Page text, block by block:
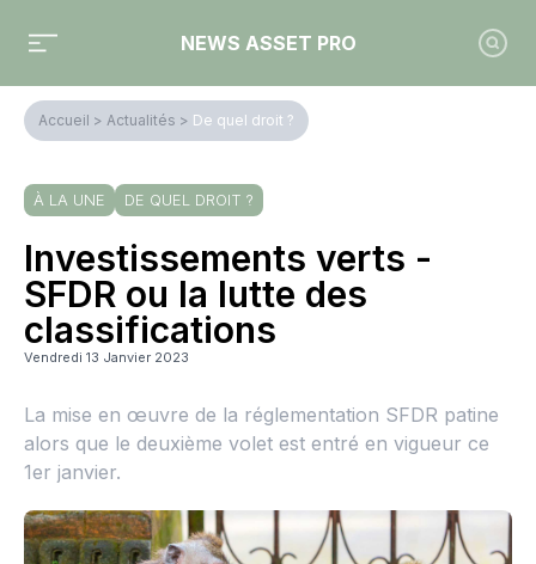
NEWS ASSET PRO
Accueil > Actualités > De quel droit ?
À LA UNE DE QUEL DROIT ?
Investissements verts -
SFDR ou la lutte des
classifications
Vendredi 13 Janvier 2023
La mise en œuvre de la réglementation SFDR patine
alors que le deuxième volet est entré en vigueur ce
1er janvier.